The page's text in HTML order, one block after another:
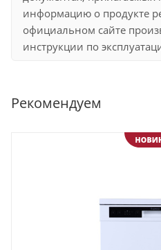
информацию о продукте
официальном сайте
инструкции по
Рекомендуем